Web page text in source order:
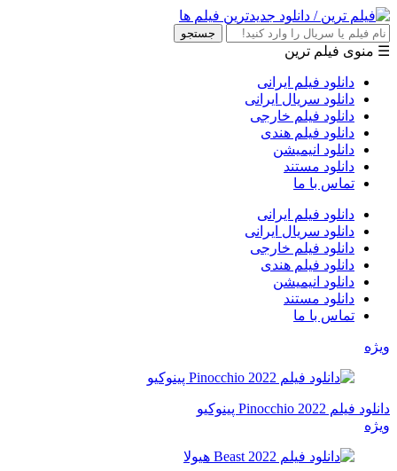
جستجو
☰ منوی فیلم ترین
دانلود فیلم ایرانی
دانلود سریال ایرانی
دانلود فیلم خارجی
دانلود فیلم هندی
دانلود انیمیشن
دانلود مستند
تماس با ما
دانلود فیلم ایرانی
دانلود سریال ایرانی
دانلود فیلم خارجی
دانلود فیلم هندی
دانلود انیمیشن
دانلود مستند
تماس با ما
ویژه
دانلود فیلم Pinocchio 2022 پینوکیو
ویژه